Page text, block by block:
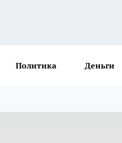
Политика Деньги